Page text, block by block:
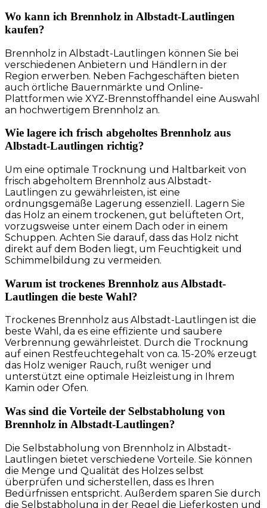
Wo kann ich Brennholz in Albstadt-Lautlingen
kaufen?
Brennholz in Albstadt-Lautlingen können Sie bei
verschiedenen Anbietern und Händlern in der
Region erwerben. Neben Fachgeschäften bieten
auch örtliche Bauernmärkte und Online-
Plattformen wie XYZ-Brennstoffhandel eine Auswahl
an hochwertigem Brennholz an.
Wie lagere ich frisch abgeholtes Brennholz aus
Albstadt-Lautlingen richtig?
Um eine optimale Trocknung und Haltbarkeit von
frisch abgeholtem Brennholz aus Albstadt-
Lautlingen zu gewährleisten, ist eine
ordnungsgemäße Lagerung essenziell. Lagern Sie
das Holz an einem trockenen, gut belüfteten Ort,
vorzugsweise unter einem Dach oder in einem
Schuppen. Achten Sie darauf, dass das Holz nicht
direkt auf dem Boden liegt, um Feuchtigkeit und
Schimmelbildung zu vermeiden.
Warum ist trockenes Brennholz aus Albstadt-
Lautlingen die beste Wahl?
Trockenes Brennholz aus Albstadt-Lautlingen ist die
beste Wahl, da es eine effiziente und saubere
Verbrennung gewährleistet. Durch die Trocknung
auf einen Restfeuchtegehalt von ca. 15-20% erzeugt
das Holz weniger Rauch, rußt weniger und
unterstützt eine optimale Heizleistung in Ihrem
Kamin oder Ofen.
Was sind die Vorteile der Selbstabholung von
Brennholz in Albstadt-Lautlingen?
Die Selbstabholung von Brennholz in Albstadt-
Lautlingen bietet verschiedene Vorteile. Sie können
die Menge und Qualität des Holzes selbst
überprüfen und sicherstellen, dass es Ihren
Bedürfnissen entspricht. Außerdem sparen Sie durch
die Selbstabholung in der Regel die Lieferkosten und